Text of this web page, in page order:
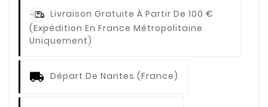
Livraison Gratuite À Partir De 100 €
(expédition En France Métropolitaine
Uniquement)
Départ De Nantes (France)